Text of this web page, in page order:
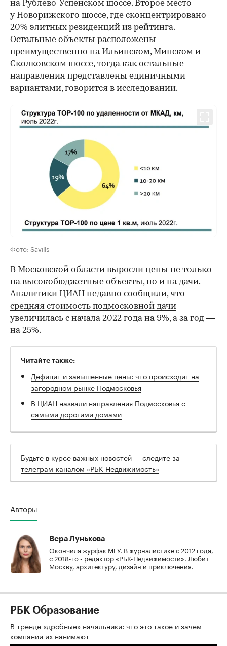
00:00 / 00:00
на Рублево-Успенском шоссе. Второе место
у Новорижского шоссе, где сконцентрировано
20% элитных резиденций из рейтинга.
Остальные объекты расположены
преимущественно на Ильинском, Минском и
Сколковском шоссе, тогда как остальные
направления представлены единичными
вариантами, говорится в исследовании.
Фото: Savills
В Московской области выросли цены не только
на высокобюджетные объекты, но и на дачи.
Аналитики ЦИАН недавно сообщили, что
средняя стоимость подмосковной дачи
увеличилась с начала 2022 года на 9%, а за год —
на 25%.
Читайте также:
Дефицит и завышенные цены: что происходит на
загородном рынке Подмосковья
В ЦИАН назвали направления Подмосковья с
самыми дорогими домами
Будьте в курсе важных новостей — следите за
телеграм-каналом «РБК-Недвижимость»
Авторы
Вера Лунькова
Окончила журфак МГУ. В журналистике с 2012 года,
с 2018-го - редактор «РБК-Недвижимости». Любит
Москву, архитектуру, дизайн и приключения.
РБК Образование
В тренде «дробные» начальники: что это такое и зачем
компании их нанимают